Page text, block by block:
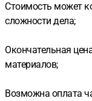
Стоимость может
сложности дела;
Окончательная
материалов;
Возможна оплата